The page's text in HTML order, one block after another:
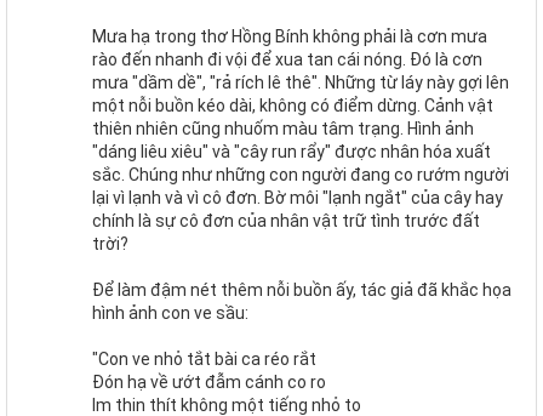
Mưa hạ trong thơ Hồng Bính không phải là cơn mưa
rào đến nhanh đi vội để xua tan cái nóng. Đó là cơn
mưa "dầm dề", "rả rích lê thê". Những từ láy này gợi lên
một nỗi buồn kéo dài, không có điểm dừng. Cảnh vật
thiên nhiên cũng nhuốm màu tâm trạng. Hình ảnh
"dáng liêu xiêu" và "cây run rẩy" được nhân hóa xuất
sắc. Chúng như những con người đang co rướm người
lại vì lạnh và vì cô đơn. Bờ môi "lạnh ngắt" của cây hay
chính là sự cô đơn của nhân vật trữ tình trước đất
trời?
Để làm đậm nét thêm nỗi buồn ấy, tác giả đã khắc họa
hình ảnh con ve sầu:
"Con ve nhỏ tắt bài ca réo rắt
Đón hạ về ướt đẫm cánh co ro
Im thin thít không một tiếng nhỏ to